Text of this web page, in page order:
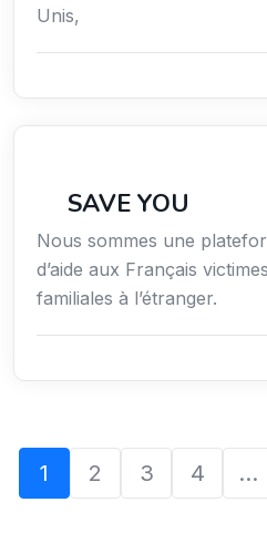
Unis,
SAVE YOU
Nous sommes une
d’aide aux Français
familiales à l’étranger.
1 2 3 4 …